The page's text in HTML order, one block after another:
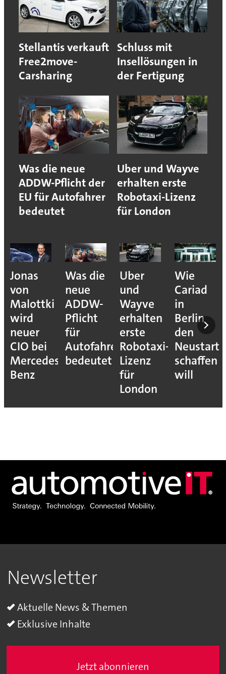
Stellantis verkauft
Free2move-
Carsharing
Schluss mit
Insellösungen in
der Fertigung
Was die neue
ADDW-Pflicht der
EU für Autofahrer
bedeutet
Uber und Wayve
erhalten erste
Robotaxi-Lizenz
für London
Jonas
von
Malottki
wird
neuer
CIO bei
Mercedes-
Benz
Was die
neue
ADDW-
Pflicht
für
Autofahrer
bedeutet
Uber
und
Wayve
erhalten
erste
Robotaxi-
Lizenz
für
London
Wie
Cariad
in
Berlin
den
Neustart
schaffen
will
Newsletter
Aktuelle News & Themen
Exklusive Inhalte
Jetzt abonnieren